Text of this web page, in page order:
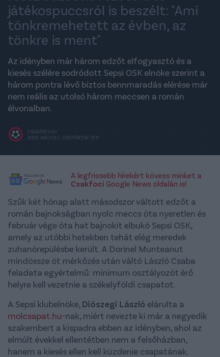
játékospuccsról is beszélt: "Ami
tönkremehetett az évben, az
tönkre is ment"
Az idényben már három edzőt elfogyasztó és a
kiesés szélére sodródott Sepsi OSK elnöke szerint a
három pontra lévő biztos bennmaradás elérése már
nem reális az utolsó három meccsen a román
élvonalban.
CSAKFOCI.HU
2025. MÁJUS 1., CSÜTÖRTÖK 13:11
A legfrissebb hírekért kövess minket a
Csakfoci Google News oldalán is!
Szűk két hónap alatt másodszor váltott edzőt a
román bajnokságban nyolc meccs óta nyeretlen és
február vége óta hat bajnokit elbukó Sepsi OSK,
amely az utóbbi hetekben tehát elég meredek
zuhanórepülésbe került. A Dorinel Munteanut
mindössze öt mérkőzés után váltó László Csaba
feladata egyértelmű: minimum osztályozót érő
helyre kell vezetnie a székelyföldi csapatot.
A Sepsi klubelnöke, Diószegi László elárulta a
molcsapat.hu-nak, miért nevezte ki már a negyedik
szakembert a kispadra ebben az idényben, ahol az
elmúlt évekkel ellentétben nem a felsőházban,
hanem a kiesés ellen kell küzdenie csapatának.